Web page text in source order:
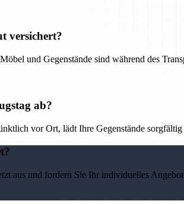
versichert?
und Gegenstände sind während des
ab?
vor Ort, lädt Ihre Gegenstände
aus und fordern Sie Ihr individuelles